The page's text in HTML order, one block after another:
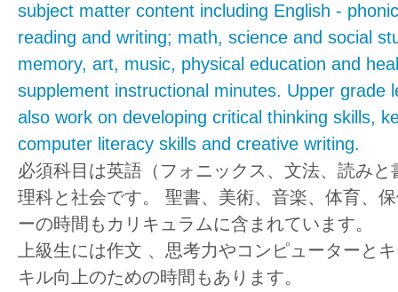
subject matter content including English -
reading and writing; math, science and social
memory, art, music, physical education and
supplement instructional minutes. Upper grade
also work on developing critical thinking skills,
computer literacy skills and creative writing.
必須科目は英語（フォニックス、文法、読みと
理科と社会です。 聖書、美術、音楽、体育、
ーの時間もカリキュラムに含まれています。
上級生には作文 、思考力やコンピューターと
キル向上のための時間もあります。